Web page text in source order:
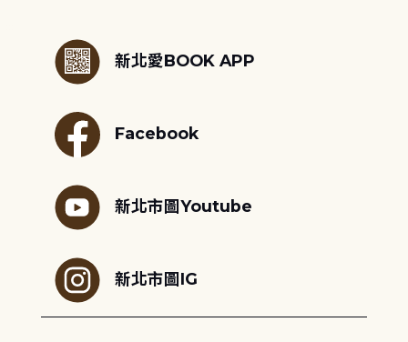
新北愛BOOK APP
Facebook
新北市圖Youtube
新北市圖IG